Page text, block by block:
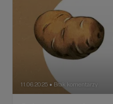
11.06.2025 ● Brak komentarzy